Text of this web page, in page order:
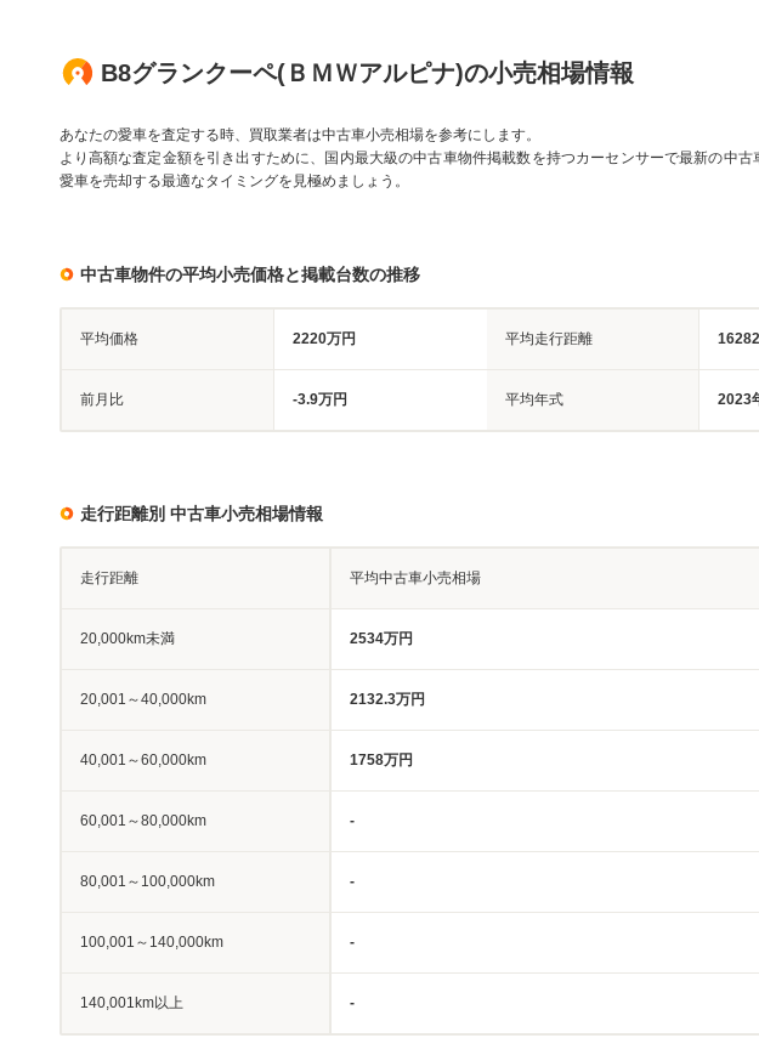
B8グランクーペ(ＢＭＷアルピナ)の小売相場情報
あなたの愛車を査定する時、買取業者は中古車小売相場を参考にします。
より高額な査定金額を引き出すために、国内最大級の中古車物件掲載数を持つカーセンサーで最新の中古
愛車を売却する最適なタイミングを見極めましょう。
中古車物件の平均小売価格と掲載台数の推移
平均価格 2220万円 平均走行距離
前月比 -3.9万円 平均年式 2023
走行距離別 中古車小売相場情報
走行距離 平均中古車小売相場
20,000km未満 2534万円
20,001～40,000km 2132.3万円
40,001～60,000km 1758万円
60,001～80,000km -
80,001～100,000km -
100,001～140,000km -
140,001km以上 -